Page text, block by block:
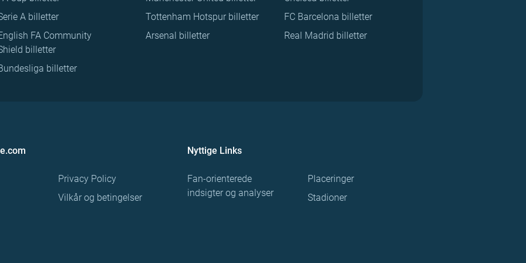
A billetter
FA Community
billetter
billetter
Tottenham Hotspur billetter
Arsenal billetter
FC Barcelona billetter
Real Madrid billetter
Privacy Policy
Vilkår og betingelser
Nyttige Links
Fan-orienterede
indsigter og analyser
Placeringer
Stadioner